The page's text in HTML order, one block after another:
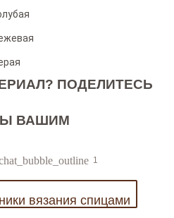
ПОДЕЛИТЕСЬ
ВАШИМ
1
вязания спицами